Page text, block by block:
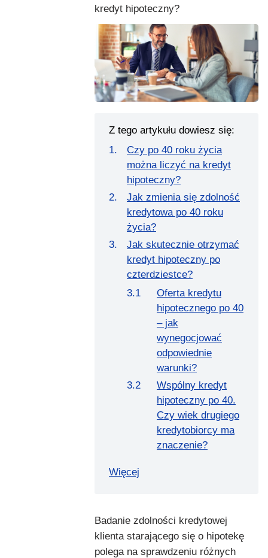
kredyt hipoteczny?
Z tego artykułu dowiesz się:
Czy po 40 roku życia
można liczyć na kredyt
hipoteczny?
Jak zmienia się zdolność
kredytowa po 40 roku
życia?
Jak skutecznie otrzymać
kredyt hipoteczny po
czterdziestce?
Oferta kredytu
hipotecznego po 40
– jak
wynegocjować
odpowiednie
warunki?
Wspólny kredyt
hipoteczny po 40.
Czy wiek drugiego
kredytobiorcy ma
znaczenie?
Więcej
Badanie zdolności kredytowej
klienta starającego się o hipotekę
polega na sprawdzeniu różnych